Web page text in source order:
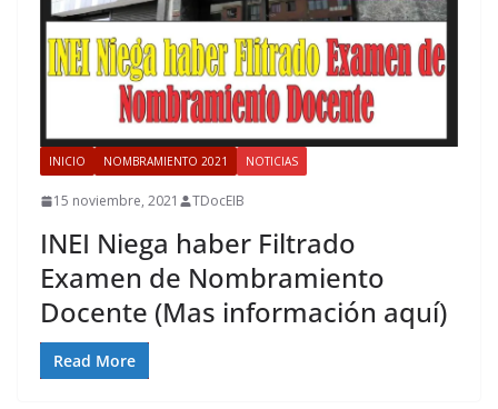
INICIO NOMBRAMIENTO 2021 NOTICIAS
15 noviembre, 2021 TDocEIB
INEI Niega haber Filtrado
Examen de Nombramiento
Docente (Mas información aquí)
Read More